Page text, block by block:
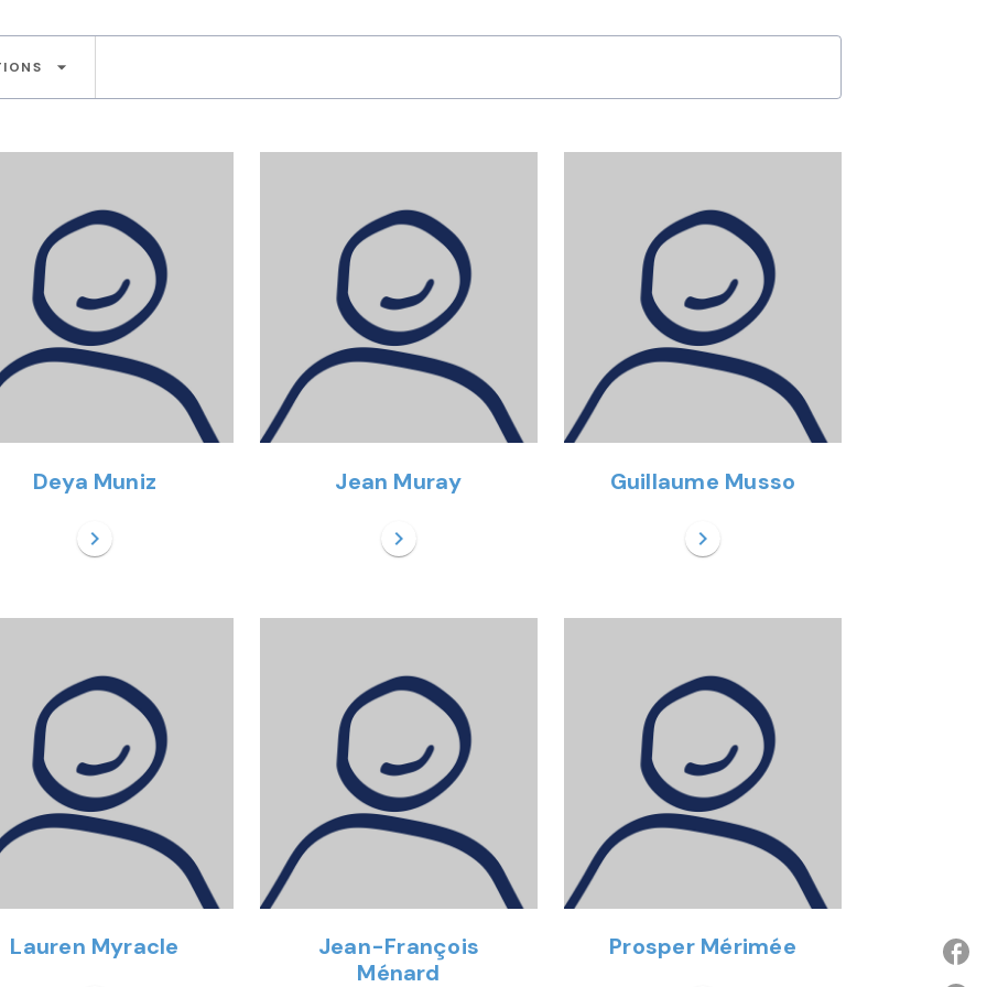
arrow_drop_down
Deya Muniz
chevron_right
Jean Muray
chevron_right
Guillaume Musso
chevron_right
Lauren Myracle
Jean-François
Ménard
Prosper Mérimée